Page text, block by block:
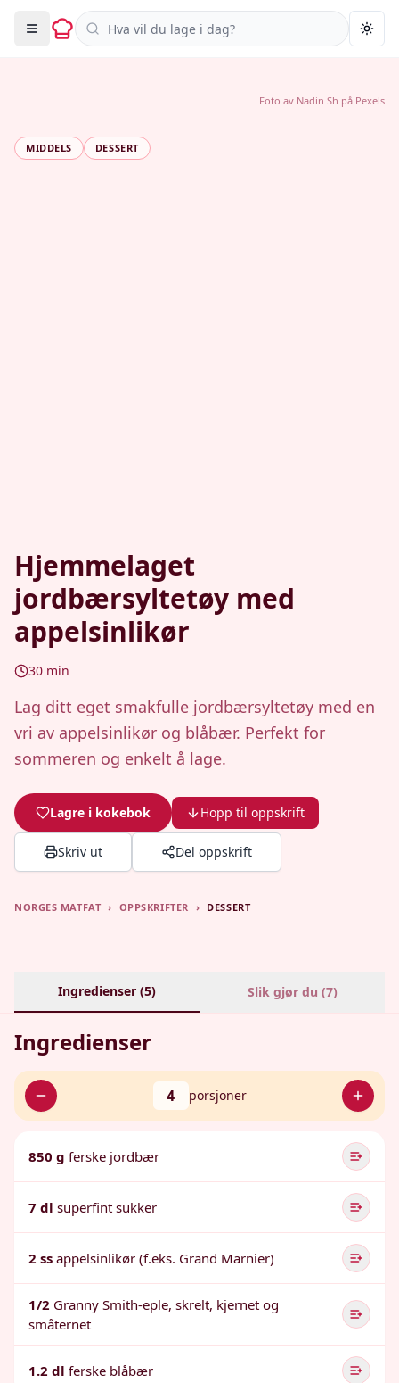
Søk i oppskrifter
MIDDELS DESSERT
Hjemmelaget
jordbærsyltetøy med
appelsinlikør
30 min
Lag ditt eget smakfulle jordbærsyltetøy med en
vri av appelsinlikør og blåbær. Perfekt for
sommeren og enkelt å lage.
Lagre i kokebok Hopp til oppskrift
Skriv ut Del oppskrift
Foto av Nadin Sh på Pexels
NORGES MATFAT › OPPSKRIFTER › DESSERT
Ingredienser (5) Slik gjør du (7)
Ingredienser
4 porsjoner
850 g ferske jordbær
7 dl superfint sukker
2 ss appelsinlikør (f.eks. Grand Marnier)
1/2 Granny Smith-eple, skrelt, kjernet og
småternet
1.2 dl ferske blåbær